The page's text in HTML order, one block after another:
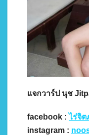
แจกวาร์ป นุช
facebook :ไร่จิ
instagram :